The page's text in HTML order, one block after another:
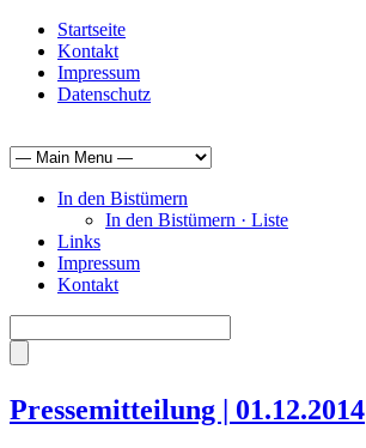
Startseite
Kontakt
Impressum
Datenschutz
In den Bistümern
In den Bistümern · Liste
Links
Impressum
Kontakt
Pressemitteilung | 01.12.2014